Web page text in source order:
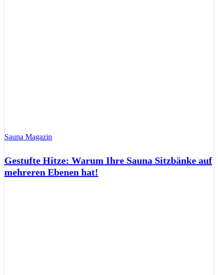
Sauna Magazin
Gestufte Hitze: Warum Ihre Sauna Sitzbänke auf
mehreren Ebenen hat!